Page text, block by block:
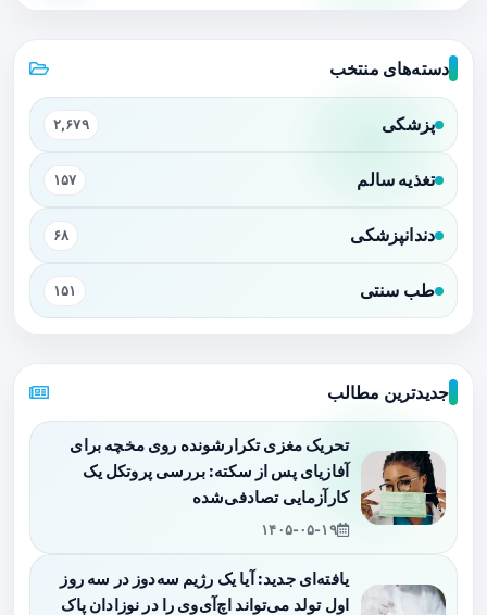
دسته‌های منتخب
پزشکی ۲,۶۷۹
تغذیه سالم ۱۵۷
دندانپزشکی ۶۸
طب سنتی ۱۵۱
جدیدترین مطالب
تحریک مغزی تکرارشونده روی مخچه برای
آفازیای پس از سکته: بررسی پروتکل یک
کارآزمایی تصادفی‌شده
۱۴۰۵-۰۵-۱۹
یافته‌ای جدید: آیا یک رژیم سه‌دوز در سه روز
اول تولد می‌تواند اچ‌آی‌وی را در نوزادان پاک